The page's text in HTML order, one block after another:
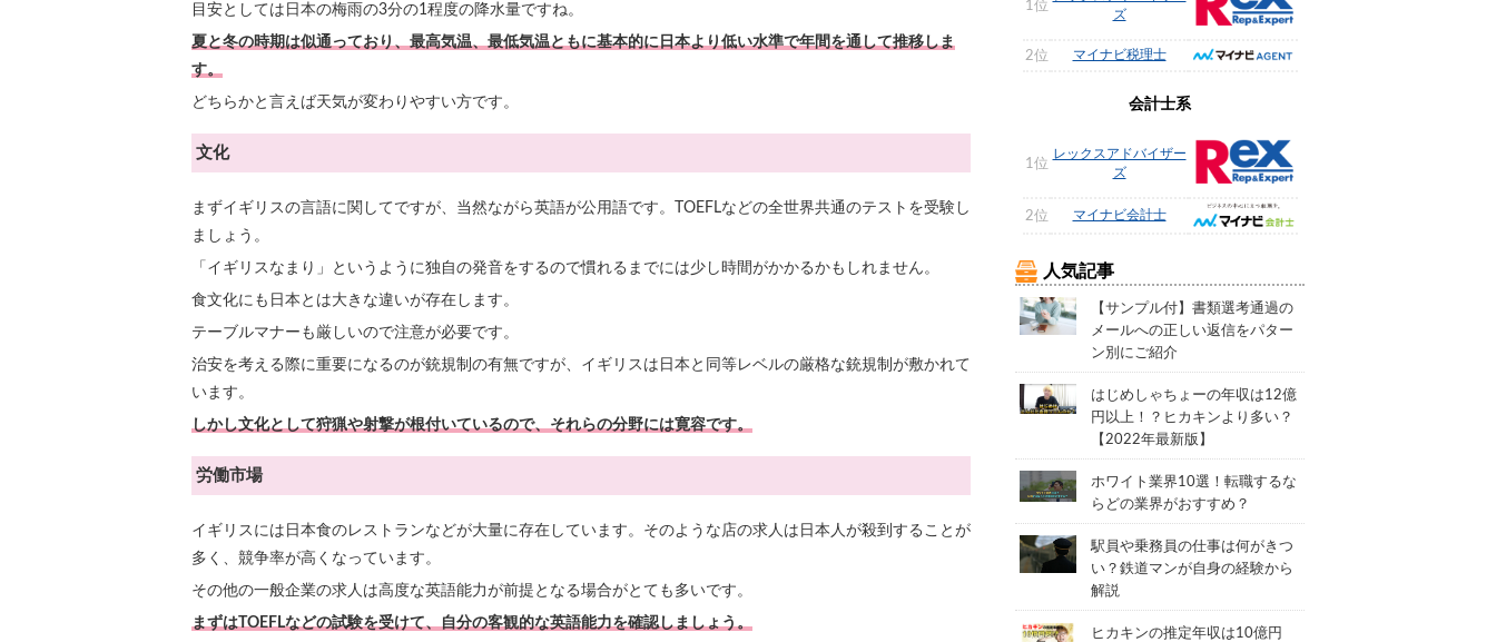
目安としては日本の梅雨の3分の1程度の降水量ですね。
夏と冬の時期は似通っており、最高気温、最低気温ともに基本的に日本より低い水準で年間を通して推移しま
す。
どちらかと言えば天気が変わりやすい方です。
文化
まずイギリスの言語に関してですが、当然ながら英語が公用語です。TOEFLなどの全世界共通のテストを受験し
ましょう。
「イギリスなまり」というように独自の発音をするので慣れるまでには少し時間がかかるかもしれません。
食文化にも日本とは大きな違いが存在します。
テーブルマナーも厳しいので注意が必要です。
治安を考える際に重要になるのが銃規制の有無ですが、イギリスは日本と同等レベルの厳格な銃規制が敷かれて
います。
しかし文化として狩猟や射撃が根付いているので、それらの分野には寛容です。
労働市場
イギリスには日本食のレストランなどが大量に存在しています。そのような店の求人は日本人が殺到することが
多く、競争率が高くなっています。
その他の一般企業の求人は高度な英語能力が前提となる場合がとても多いです。
まずはTOEFLなどの試験を受けて、自分の客観的な英語能力を確認しましょう。
1位
ズ
2位 マイナビ税理士
会計士系
1位
レックスアドバイザー
ズ
2位 マイナビ会計士
人気記事
【サンプル付】書類選考通過の
メールへの正しい返信をパター
ン別にご紹介
はじめしゃちょーの年収は12億
円以上！？ヒカキンより多い？
【2022年最新版】
ホワイト業界10選！転職するな
らどの業界がおすすめ？
駅員や乗務員の仕事は何がきつ
い？鉄道マンが自身の経験から
解説
ヒカキンの推定年収は10億円